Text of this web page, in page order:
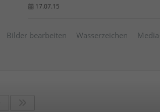
17.07.15
Bilder bearbeiten Wasserzeichen